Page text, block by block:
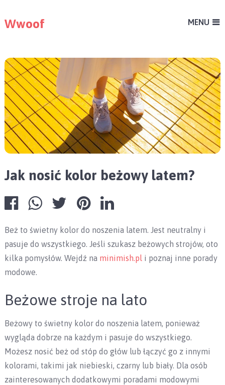
Wwoof MENU
Jak nosić kolor beżowy latem?
Beż to świetny kolor do noszenia latem. Jest neutralny i
pasuje do wszystkiego. Jeśli szukasz beżowych strojów, oto
kilka pomysłów. Wejdź na minimish.pli poznaj inne porady
modowe.
Beżowe stroje na lato
Beżowy to świetny kolor do noszenia latem, ponieważ
wygląda dobrze na każdym i pasuje do wszystkiego.
Możesz nosić beż od stóp do głów lub łączyć go z innymi
kolorami, takimi jak niebieski, czarny lub biały. Dla osób
zainteresowanych dodatkowymi poradami modowymi